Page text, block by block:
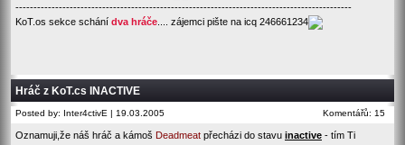
---------------------------------------------------------------------------------------------
KoT.os sekce schání dva hráče .... zájemci pište na icq 246661234
Hráč z KoT.cs INACTIVE
Posted by: Inter4ctivE | 19.03.2005 Komentářů: 15
Oznamuji,že náš hráč a kámoš Deadmeat přecházi do stavu inactive - tím Ti